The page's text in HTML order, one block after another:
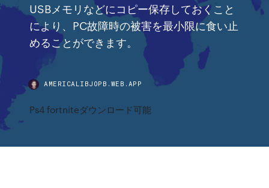
USBメモリなどにコピー保存しておくこと
により、PC故障時の被害を最小限に食い止
めることができます。
AMERICALIBJOPB.WEB.APP
Ps4 fortniteダウンロード可能